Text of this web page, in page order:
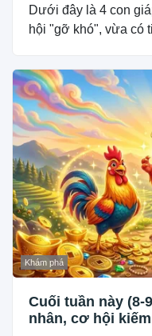
Dưới đây là 4 con
hội "gỡ khó", vừa có
Khám phá
Cuối tuần này (8-
nhân, cơ hội